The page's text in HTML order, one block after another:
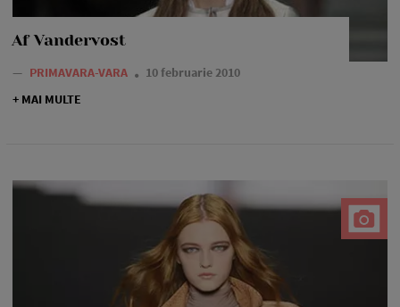
Af Vandervost
— PRIMAVARA-VARA
10 februarie 2010
+ MAI MULTE